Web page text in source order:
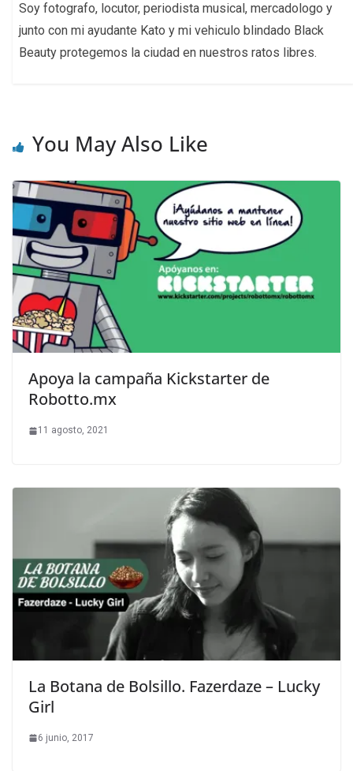
Soy fotografo, locutor, periodista musical, mercadologo y
junto con mi ayudante Kato y mi vehiculo blindado Black
Beauty protegemos la ciudad en nuestros ratos libres.
You May Also Like
Apoya la campaña Kickstarter de
Robotto.mx
11 agosto, 2021
La Botana de Bolsillo. Fazerdaze – Lucky
Girl
6 junio, 2017